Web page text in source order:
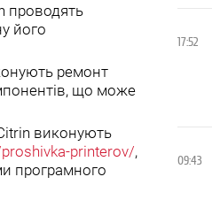
проводять
його
ремонт
що може
Citrin виконують
printerov/,
програмного
17:52
09:43